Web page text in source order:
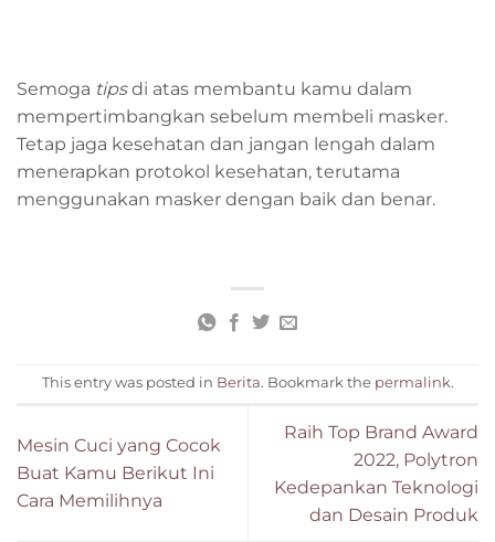
Semoga tipsdi atas membantu kamu dalam
mempertimbangkan sebelum membeli masker.
Tetap jaga kesehatan dan jangan lengah dalam
menerapkan protokol kesehatan, terutama
menggunakan masker dengan baik dan benar.
This entry was posted in Berita. Bookmark the permalink.
Mesin Cuci yang Cocok
Buat Kamu Berikut Ini
Cara Memilihnya
Raih Top Brand Award
2022, Polytron
Kedepankan Teknologi
dan Desain Produk